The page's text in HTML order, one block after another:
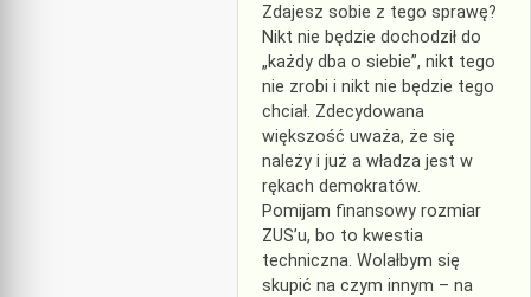
Zdajesz sobie z tego sprawę?
Nikt nie będzie dochodził do
„każdy dba o siebie”, nikt tego
nie zrobi i nikt nie będzie tego
chciał. Zdecydowana
większość uważa, że się
należy i już a władza jest w
rękach demokratów.
Pomijam finansowy rozmiar
ZUS’u, bo to kwestia
techniczna. Wolałbym się
skupić na czym innym – na